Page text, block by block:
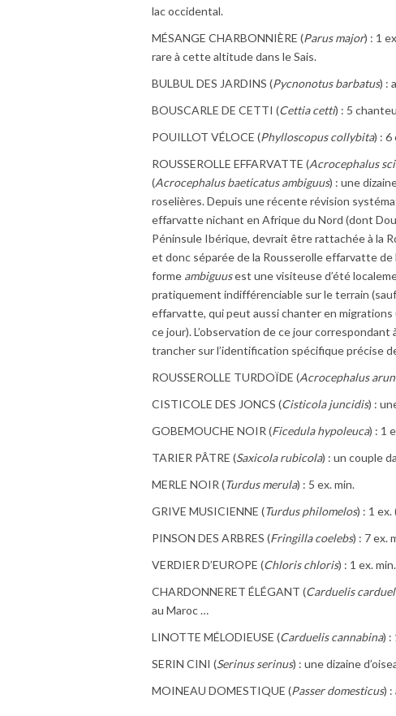
lac occidental.
MÉSANGE CHARBONNIÈRE (Parus major) : 1
rare à cette altitude dans le Sais.
BULBUL DES JARDINS (Pycnonotus barbatus) :
BOUSCARLE DE CETTI (Cettia cetti) : 5
POUILLOT VÉLOCE (Phylloscopus collybita) : 6
ROUSSEROLLE EFFARVATTE (Acrocephalus
(Acrocephalus baeticatus ambiguus) : une
roselières. Depuis une récente révision
effarvatte nichant en Afrique du Nord (dont
Péninsule Ibérique, devrait être rattachée à la
et donc séparée de la Rousserolle effarvatte
forme ambiguusest une visiteuse d’été
pratiquement indifférenciable sur le terrain
effarvatte, qui peut aussi chanter en migrations
ce jour). L’observation de ce jour
trancher sur l’identification spécifique précise
ROUSSEROLLE TURDOÏDE (Acrocephalus
CISTICOLE DES JONCS (Cisticola juncidis) :
GOBEMOUCHE NOIR (Ficedula hypoleuca) : 1
TARIER PÂTRE (Saxicola rubicola) : un couple
MERLE NOIR (Turdus merula) : 5 ex. min.
GRIVE MUSICIENNE (Turdus philomelos) : 1
PINSON DES ARBRES (Fringilla coelebs) : 7 ex.
VERDIER D’EUROPE (Chloris chloris) : 1 ex. min.
CHARDONNERET ÉLÉGANT (Carduelis
au Maroc …
LINOTTE MÉLODIEUSE (Carduelis cannabina) :
SERIN CINI (Serinus serinus) : une dizaine
MOINEAU DOMESTIQUE (Passer domesticus) :